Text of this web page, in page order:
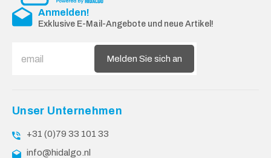
Anmelden!
Exklusive E-Mail-Angebote und neue Artikel!
Melden Sie sich an
Unser Unternehmen
+31 (0)79 33 101 33
info@hidalgo.nl